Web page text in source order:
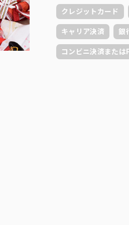
クレジットカード
キャリア決済 銀
コンビニ決済また